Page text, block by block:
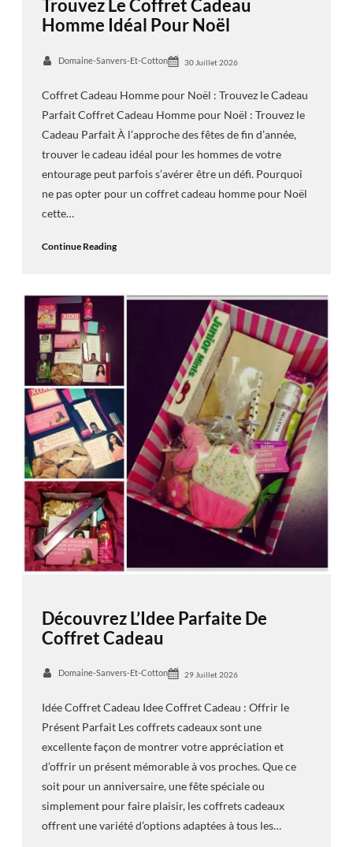
Trouvez Le Coffret Cadeau
Homme Idéal Pour Noël
Domaine-Sanvers-Et-Cotton 30 Juillet 2026
Coffret Cadeau Homme pour Noël : Trouvez le Cadeau
Parfait Coffret Cadeau Homme pour Noël : Trouvez le
Cadeau Parfait À l’approche des fêtes de fin d’année,
trouver le cadeau idéal pour les hommes de votre
entourage peut parfois s’avérer être un défi. Pourquoi
ne pas opter pour un coffret cadeau homme pour Noël
cette…
Continue Reading
Découvrez L’Idee Parfaite De
Coffret Cadeau
Domaine-Sanvers-Et-Cotton 29 Juillet 2026
Idée Coffret Cadeau Idee Coffret Cadeau : Offrir le
Présent Parfait Les coffrets cadeaux sont une
excellente façon de montrer votre appréciation et
d’offrir un présent mémorable à vos proches. Que ce
soit pour un anniversaire, une fête spéciale ou
simplement pour faire plaisir, les coffrets cadeaux
offrent une variété d’options adaptées à tous les…